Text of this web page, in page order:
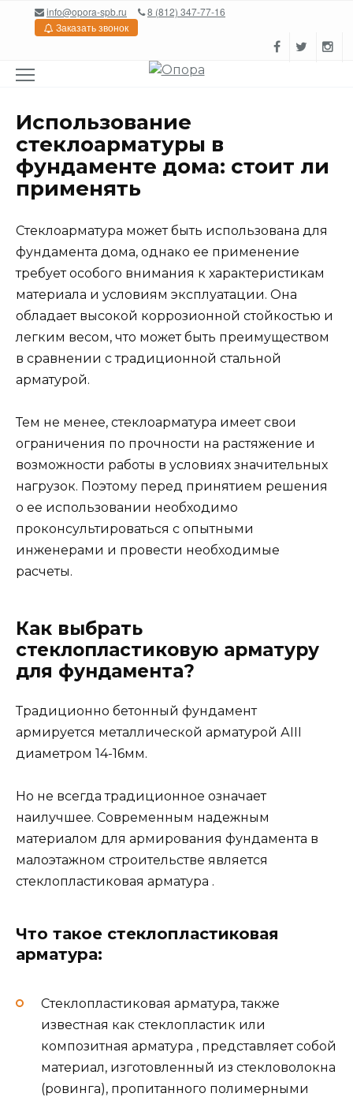
Перейтиinfo@opora-spb.ru
8 (812) 347-77-16
Заказать звонок
Использование
стеклоарматуры в
фундаменте дома: стоит ли
применять
Стеклоарматура может быть использована для
фундамента дома, однако ее применение
требует особого внимания к характеристикам
материала и условиям эксплуатации. Она
обладает высокой коррозионной стойкостью и
легким весом, что может быть преимуществом
в сравнении с традиционной стальной
арматурой.
Тем не менее, стеклоарматура имеет свои
ограничения по прочности на растяжение и
возможности работы в условиях значительных
нагрузок. Поэтому перед принятием решения
о ее использовании необходимо
проконсультироваться с опытными
инженерами и провести необходимые
расчеты.
Как выбрать
стеклопластиковую арматуру
для фундамента?
Традиционно бетонный фундамент
армируется металлической арматурой АIII
диаметром 14-16мм.
Но не всегда традиционное означает
наилучшее. Современным надежным
материалом для армирования фундамента в
малоэтажном строительстве является
стеклопластиковая арматура .
Что такое стеклопластиковая
арматура:
Стеклопластиковая арматура, также
известная как стеклопластик или
композитная арматура , представляет собой
материал, изготовленный из стекловолокна
(ровинга), пропитанного полимерными